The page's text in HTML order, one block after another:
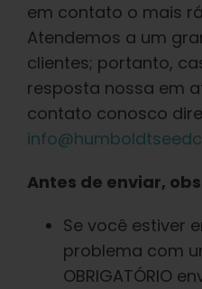
Sementes para jardim
Aprender
Imprensa
Caça ao feno
em contato o mais
Atendemos a um
clientes; portanto,
resposta nossa em
contato conosco
Antes de enviar,
Se você estiver
problema com
OBRIGATÓRIO